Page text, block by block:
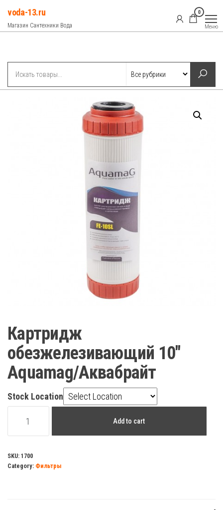
Перейти
содержимому
voda-13.ru
Магазин Сантехники Вода
0
Меню
Картридж
обезжелезивающий 10″
Aquamag/Аквабрайт
Stock Location
обезжелезивающий
Aquamag/
Аквабрайт
Add to cart
SKU: 1700
Category: Фильтры